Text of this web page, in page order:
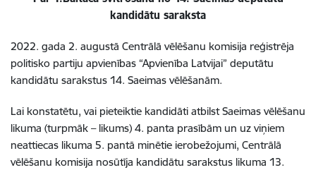
kandidātu saraksta
2022. gada 2. augustā Centrālā vēlēšanu komisija reģistrēja
politisko partiju apvienības “Apvienība Latvijai” deputātu
kandidātu sarakstus 14. Saeimas vēlēšanām.
Lai konstatētu, vai pieteiktie kandidāti atbilst Saeimas vēlēšanu
likuma (turpmāk – likums) 4. panta prasībām un uz viņiem
neattiecas likuma 5. pantā minētie ierobežojumi, Centrālā
vēlēšanu komisija nosūtīja kandidātu sarakstus likuma 13.